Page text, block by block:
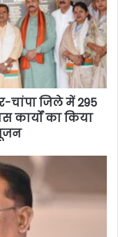
चांपा जिले में 295
कार्यों का किया